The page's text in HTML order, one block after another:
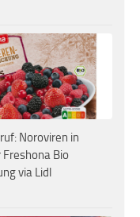
Noroviren in
Bio
via Lidl